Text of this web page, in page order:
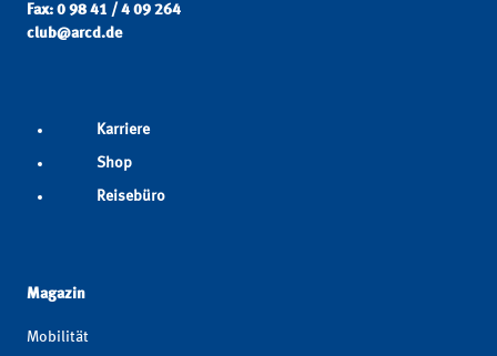
Fax: 0 98 41 / 4 09 264
club@arcd.de
Karriere
Shop
Reisebüro
Magazin
Mobilität